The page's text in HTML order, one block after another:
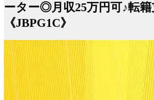
ーター◎月収25万円可♪転籍
《JBPG1C》